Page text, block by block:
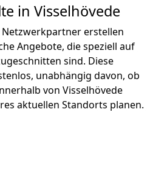
in Visselhövede
erstellen
Angebote, die speziell auf
sind. Diese
unabhängig davon, ob
von Visselhövede
aktuellen Standorts planen.